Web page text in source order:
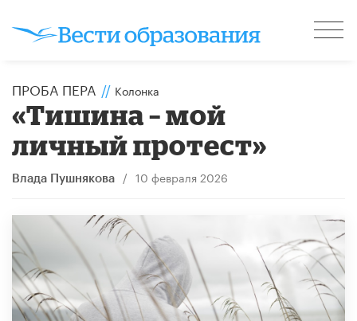
ПРОБА ПЕРА // Колонка
«Тишина – мой
личный протест»
Влада Пушнякова / 10 февраля 2026